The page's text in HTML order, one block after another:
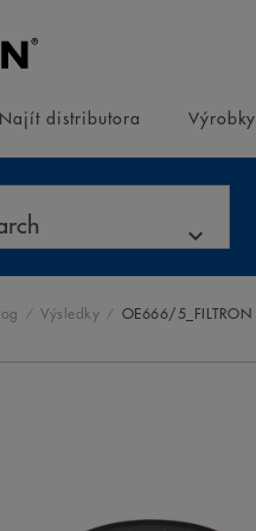
Najít distributora Výrobky
Výsledky OE666/5_FILTRON